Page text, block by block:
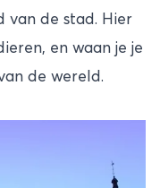
van de stad. Hier
en waan je je
de wereld.